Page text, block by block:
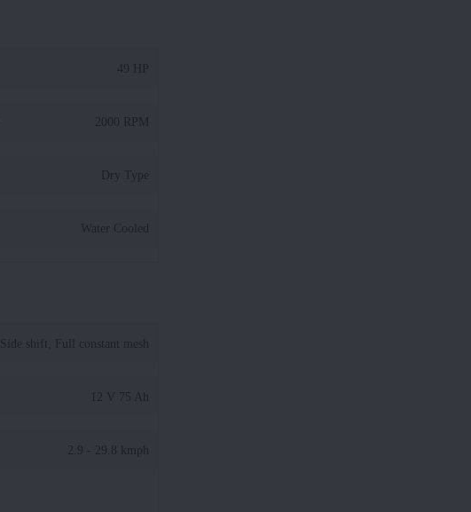
49 HP
2000 RPM
Dry Type
Water Cooled
Side shift, Full constant mesh
12 V 75 Ah
2.9 - 29.8 kmph